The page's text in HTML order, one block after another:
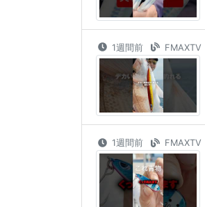
1週間前 FMAXTV
1週間前 FMAXTV